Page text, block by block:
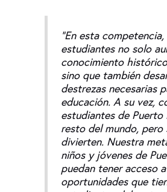
“En esta
estudiantes no solo
conocimiento
sino que también
destrezas necesarias
educación. A su vez,
estudiantes de Puerto
resto del mundo,
divierten. Nuestra
niños y jóvenes de
puedan tener acceso
oportunidades que